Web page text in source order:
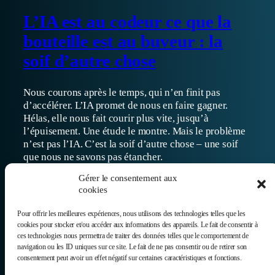
Gérer le consentement aux
cookies
Pour offrir les meilleures expériences, nous utilisons des technologies telles que les
cookies pour stocker et/ou accéder aux informations des appareils. Le fait de consentir à
ces technologies nous permettra de traiter des données telles que le comportement de
navigation ou les ID uniques sur ce site. Le fait de ne pas consentir ou de retirer son
consentement peut avoir un effet négatif sur certaines caractéristiques et fonctions.
L’IA est au codeur ce que la
bouteille est au buveur : la
soif d’autre chose
Nous courons après le temps, qui n’en finit pas
d’accélérer. L’IA promet de nous en faire gagner.
Hélas, elle nous fait courir plus vite, jusqu’à
l’épuisement. Une étude le montre. Mais le problème
n’est pas l’IA. C’est la soif d’autre chose – une soif
que nous ne savons pas étancher.